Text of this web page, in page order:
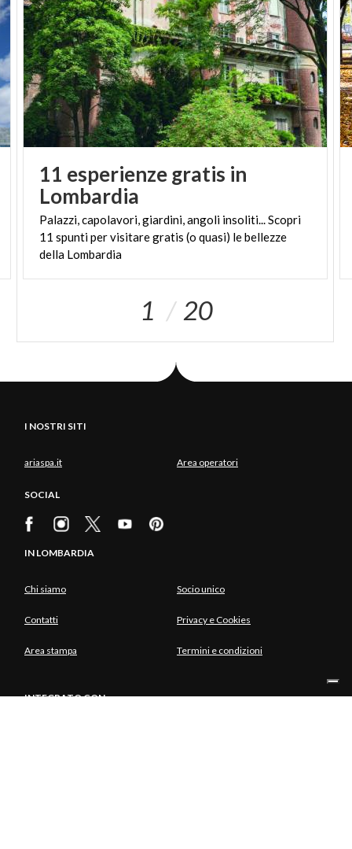
11 esperienze gratis in
Lombardia
Palazzi, capolavori, giardini, angoli insoliti... Scopri
11 spunti per visitare gratis (o quasi) le bellezze
della Lombardia
1 20
I NOSTRI SITI
ariaspa.it Area operatori
SOCIAL
IN LOMBARDIA
Chi siamo Socio unico
Contatti Privacy e Cookies
Area stampa Termini e condizioni
INTEGRATO CON